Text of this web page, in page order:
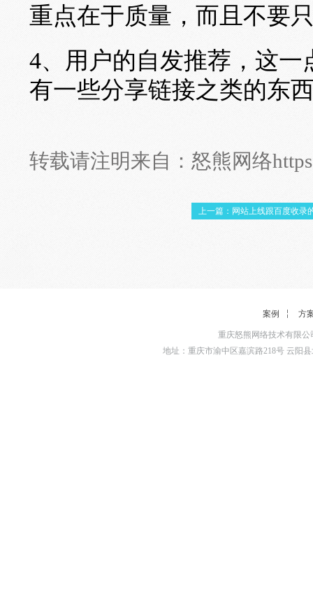
重点在于质量，而且不要
4、用户的自发推荐，这
有一些分享链接之类的东
转载请注明来自： 怒熊网络
上一篇：网站上线跟百度收录
案例 方
重庆怒熊网络技术有限
地址：重庆市渝中区嘉滨路218号 云阳